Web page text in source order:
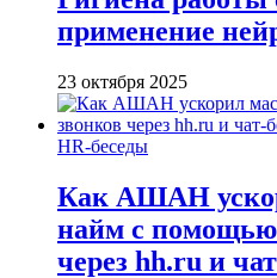
применение
23 октября 2025
HR-беседы
Как АШАН
найм с помощью
через hh.ru и